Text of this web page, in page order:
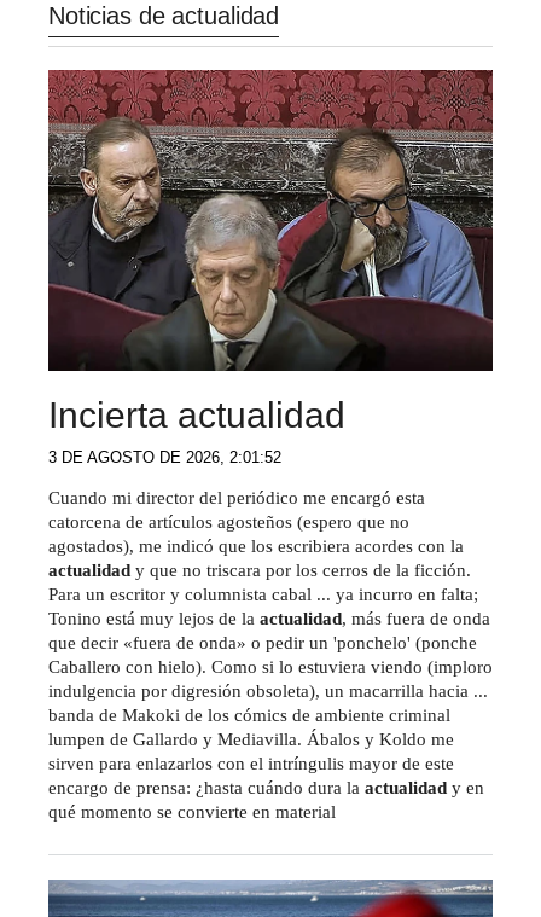
Noticias de actualidad
Incierta actualidad
3 DE AGOSTO DE 2026, 2:01:52
Cuando mi director del periódico me encargó esta
catorcena de artículos agosteños (espero que no
agostados), me indicó que los escribiera acordes con la
actualidad y que no triscara por los cerros de la ficción.
Para un escritor y columnista cabal ... ya incurro en falta;
Tonino está muy lejos de la actualidad, más fuera de onda
que decir «fuera de onda» o pedir un 'ponchelo' (ponche
Caballero con hielo). Como si lo estuviera viendo (imploro
indulgencia por digresión obsoleta), un macarrilla hacia ...
banda de Makoki de los cómics de ambiente criminal
lumpen de Gallardo y Mediavilla. Ábalos y Koldo me
sirven para enlazarlos con el intríngulis mayor de este
encargo de prensa: ¿hasta cuándo dura la actualidad y en
qué momento se convierte en material